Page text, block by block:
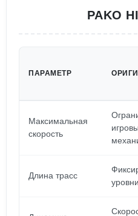
PAKO
ПАРАМЕТР
Максимальная
скорость
Длина трасс
уровни